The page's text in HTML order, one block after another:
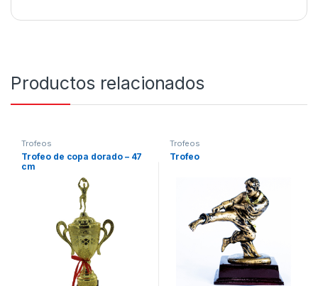
Productos relacionados
Trofeos
Trofeo de copa dorado – 47
cm
Trofeos
Trofeo